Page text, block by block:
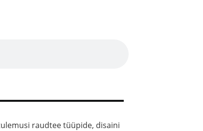
raudtee tüüpide, disaini